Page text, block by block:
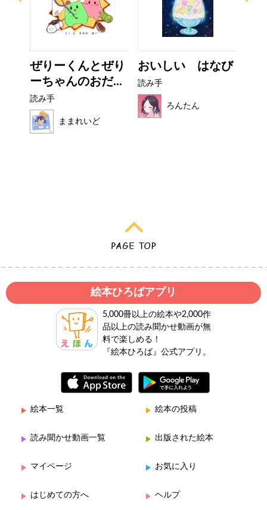
ぜりーくんとぜり
ーちゃんのおだ...
読み手
ままれいど
おいしい はなび
読み手
ろんたん
絵本ひろばアプリ
5,000冊以上の絵本や2,000作
品以上の読み聞かせ動画が無
料で楽しめる！
『絵本ひろば』公式アプリ。
絵本一覧 絵本の投稿
読み聞かせ動画一覧 出版された絵本
マイページ お気に入り
はじめての方へ ヘルプ